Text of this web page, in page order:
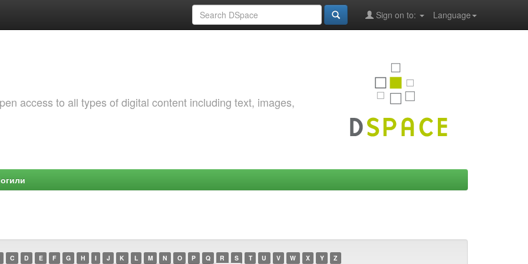
Language
Sign on to:
access to all types of digital content including text, images,
C D E F G H I J K L M N O P Q R S T U V W X Y Z